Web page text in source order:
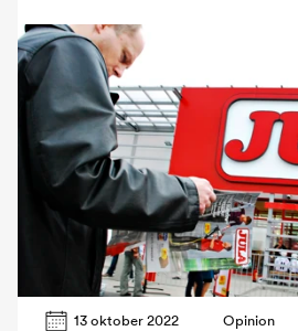
13 oktober 2022 Opinion